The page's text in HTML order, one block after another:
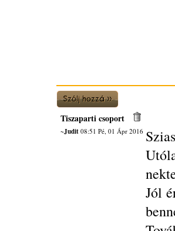
Tiszaparti csoport
~Judit08:51 Pé, 01 Ápr 2016
Jól